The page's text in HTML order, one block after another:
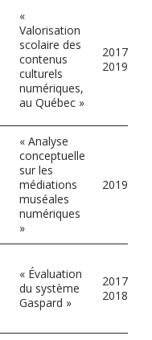
«
Valorisation
scolaire des
contenus
culturels
numériques,
au Québec »
2017-
2019
« Analyse
conceptuelle
sur les
médiations
muséales
numériques
»
2019
« Évaluation
du système
Gaspard »
2017-
2018